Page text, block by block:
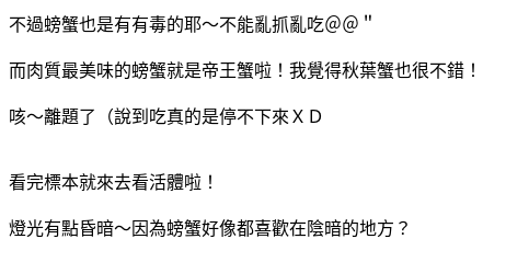
不過螃蟹也是有有毒的耶～不能亂抓亂吃＠＠＂
而肉質最美味的螃蟹就是帝王蟹啦！我覺得秋葉蟹也很不錯！
咳～離題了（說到吃真的是停不下來ＸＤ
看完標本就來去看活體啦！
燈光有點昏暗～因為螃蟹好像都喜歡在陰暗的地方？